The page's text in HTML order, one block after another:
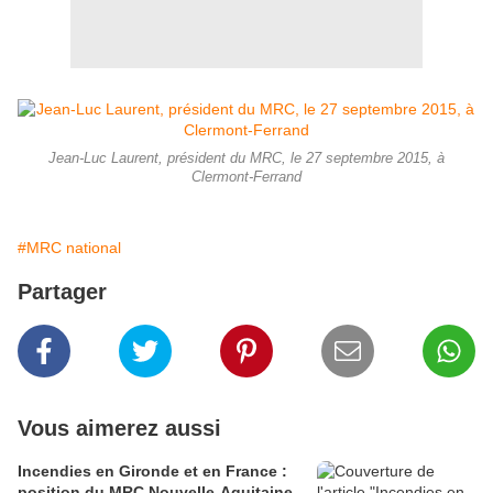
Jean-Luc Laurent, président du MRC, le 27 septembre 2015, à
Clermont-Ferrand
#MRC national
Partager
Vous aimerez aussi
Incendies en Gironde et en France :